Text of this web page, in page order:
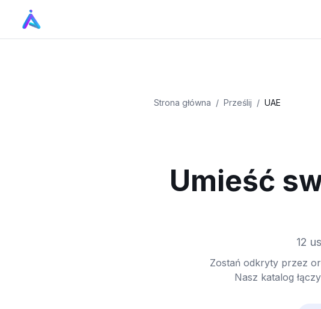
Strona główna / Prześlij / UAE
Umieść
12
Zostań odkryty przez
Nasz katalog